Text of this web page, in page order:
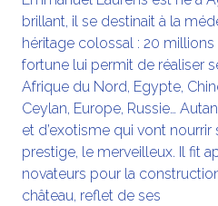
brillant, il se destinait à la
héritage colossal : 20
fortune lui permit de réaliser
Afrique du Nord, Egypte,
Ceylan, Europe, Russie…
et d’exotisme qui vont nourrir
prestige, le merveilleux. Il fit
novateurs pour la
château, reflet de ses